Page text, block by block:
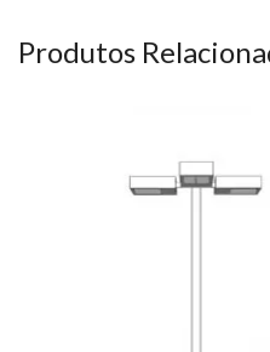
Produtos